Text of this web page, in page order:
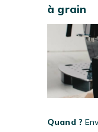
à grain
Quand ?